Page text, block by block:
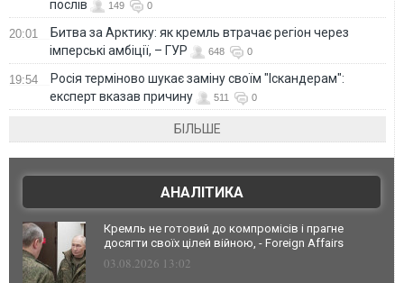
послів 149 0
20:01
Битва за Арктику: як кремль втрачає регіон через
імперські амбіції, – ГУР
648 0
19:54
Росія терміново шукає заміну своїм "Іскандерам":
експерт вказав причину
511 0
БІЛЬШЕ
АНАЛІТИКА
Кремль не готовий до компромісів і прагне
досягти своїх цілей війною, - Foreign Affairs
03.08.2026 13:02